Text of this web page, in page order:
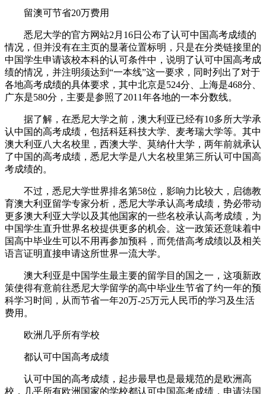
留澳可节省20万费用
悉尼大学的官方网站2月16日公布了认可中国高考成绩的
情况，但并没有在主页的显著位置标明，只是在分类链接里的
中国学生申请该校本科的认可条件中，说明了认可中国高考成
绩的情况，并注明须达到“一本线”这一要求，同时列出了对于
各地高考成绩的具体要求，其中北京是524分、上海是468分、
广东是580分，主要是参照了2011年各地的一本分数线。
据了解，在悉尼大学之前，澳大利亚已经有10多所大学承
认中国的高考成绩，包括科廷科技大学、麦考瑞大学等。其中
澳大利亚八大名校里，西澳大学、莫纳什大学，两年前就承认
了中国的高考成绩，悉尼大学是八大名校里第三所认可中国高
考成绩的。
不过，悉尼大学世界排名第58位，影响力比较大，启德教
育澳大利亚留学专家分析，悉尼大学承认高考成绩，势必带动
更多澳大利亚大学以及其他国家的一些名校承认高考成绩，为
中国学生直升世界名校提供更多的机会。这一政策还意味着中
国高中毕业生可以不用再参加预科，而凭借高考成绩以及相关
语言证明直接申请这所世界一流大学。
澳大利亚是中国学生最主要的留学目的国之一，这项新政
策使得有意前往悉尼大学留学的高中毕业生节省了约一年的预
科学习时间，从而节省一年20万-25万元人民币的学习及生活
费用。
欧洲几乎所有学校
都认可中国高考成绩
认可中国的高考成绩，起步最早也是最规范的是欧洲高
校，几乎所有欧洲国家的学校都认可中国高考成绩，申请法国